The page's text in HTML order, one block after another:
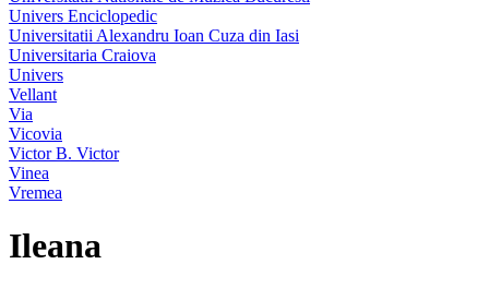
Univers Enciclopedic
Universitatii Alexandru Ioan Cuza din Iasi
Universitaria Craiova
Univers
Vellant
Via
Vicovia
Victor B. Victor
Vinea
Vremea
Ileana